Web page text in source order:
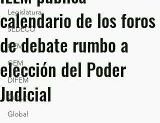
Legislatura
SEDECO
GEM
GEM
DIFEM
Cultura
Global
calendario de los foros
de debate rumbo a
elección del Poder
Judicial